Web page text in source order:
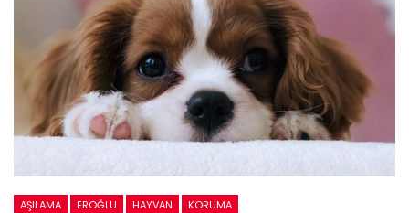
AŞILAMA EROĞLU HAYVAN KORUMA